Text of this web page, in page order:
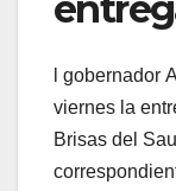
l gobernador
viernes la
Brisas del